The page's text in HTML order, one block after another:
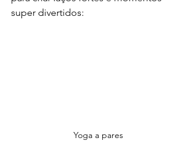
super divertidos:
Yoga a pares